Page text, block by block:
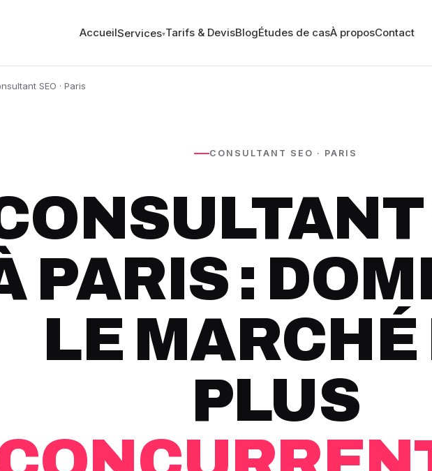
AccueilServices▾Tarifs & DevisBlogÉtudes de casÀ proposContact
SEO · Paris
CONSULTANT SEO · PARIS
PARIS :
LE MARCHÉ
PLUS